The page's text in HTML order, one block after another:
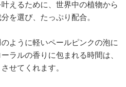
えるために、世界中の植物から
を選び、たっぷり配合。
ように軽いペールピンクの泡に
ラルの香りに包まれる時間は、
せてくれます。